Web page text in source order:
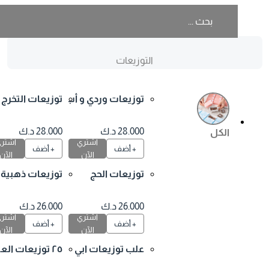
التوزيعات
الكل
توزيعات وردي و أب
28.000 د.ك
+ أضف
اشتري
الآن
توزيعات التخرج ٢٥
طعتين موديل رق
م ١
28.000 د.ك
+ أضف
اشتري
الآن
توزيعات الحج
26.000 د.ك
+ أضف
اشتري
الآن
توزيعات ذهبية
26.000 د.ك
+ أضف
اشتري
الآن
علب توزيعات ابي
٢٥ توزيعات العلم ا